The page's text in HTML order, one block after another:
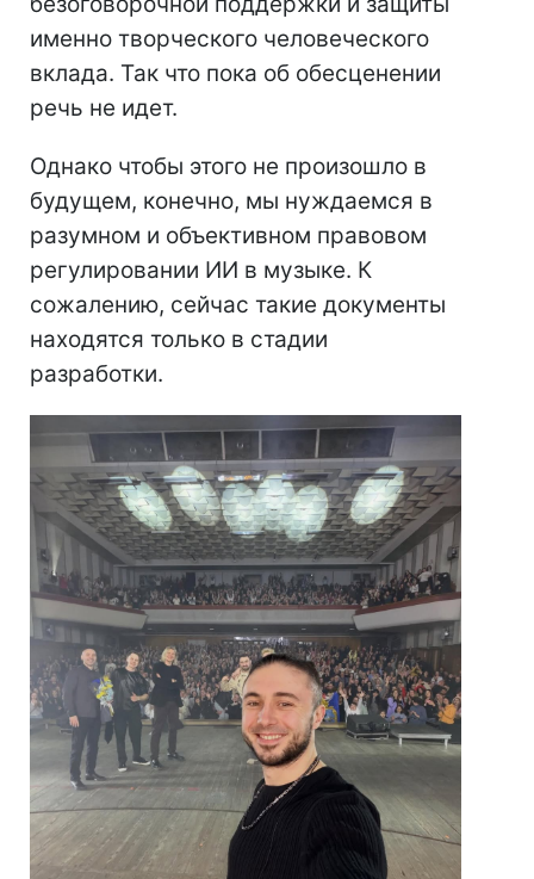
именно творческого человеческого
вклада. Так что пока об обесценении
речь не идет.
Однако чтобы этого не произошло в
будущем, конечно, мы нуждаемся в
разумном и объективном правовом
регулировании ИИ в музыке. К
сожалению, сейчас такие документы
находятся только в стадии
разработки.